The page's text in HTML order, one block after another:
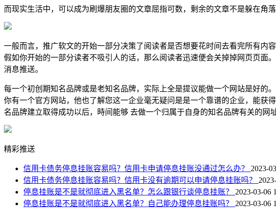
而现实生活中，可以成为刷爆朋友圈的文章屈指可数，剩余的文章不是躲在角
一般而言，推广软文的开始一部分决策了阅读者是否想要花时间去看完所有内
假如你开始的一部分读者不吸引人的话，那么阅读者迅速便会关掉掉网页页面
消息推送。
每一个初创期知名品牌或是老知名品牌，实际上全是提议能做一个网站是好的
你有一个官方网站，他也了解您这一企业毫无疑问是是一个靠谱的企业，能获
名品牌建立取得成功以后，時间能够 去做一个归属于自身的知名品牌有关的网址
精彩推送
信用卡债务停息挂账容易吗？信用卡申请停息挂账没通过怎么办？ 2023-
信用卡债务停息挂账容易吗？信用卡没有逾期可以申请停息挂账吗？
停息挂账是不是就彻底进入黑名单？怎么跟银行谈停息挂账？ 2023-03-06
停息挂账是不是就彻底进入黑名单？自己能办理停息挂账吗？ 2023-03-06